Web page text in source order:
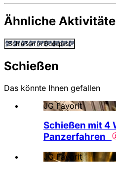
Ähnliche
Schießen in Budapest
Schießen
Das könnte Ihnen gefallen
JG Favorit
Schießen mit 4
Panzerfahren
JG Favorit